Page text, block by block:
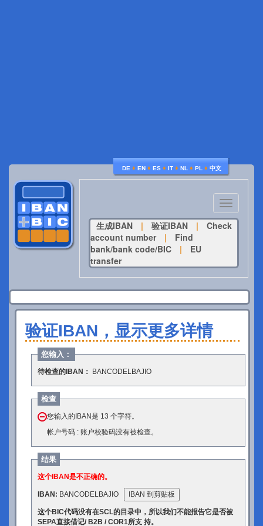
DE ♦ EN ♦ ES ♦ IT ♦ NL ♦ PL ♦ 中文
Toggle
navigation
生成IBAN
| 验证IBAN |
Check
account number
|
Find
bank/bank code/BIC
|
EU
transfer
验证IBAN，显示更多详情
您输入：
待检查的IBAN： BANCODELBAJIO
检查
您输入的IBAN是 13 个字符。
帐户号码 : 账户校验码没有被检查。
结果
这个IBAN是不正确的。
IBAN: BANCODELBAJIO IBAN 到剪贴板
这个BIC代码没有在SCL的目录中，所以我们不能报告它是否被
SEPA直接借记/ B2B / COR1所支 持。